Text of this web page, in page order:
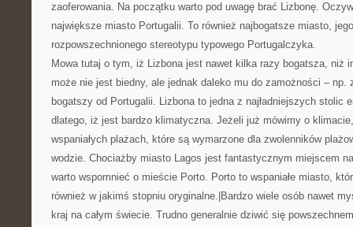
zaoferowania. Na początku warto pod uwagę brać Lizbonę.
największe miasto Portugalii. To również najbogatsze miasto,
rozpowszechnionego stereotypu typowego Portugalczyka.
Mowa tutaj o tym, iż Lizbona jest nawet kilka razy bogatsza, niż
może nie jest biedny, ale jednak daleko mu do zamożności –
bogatszy od Portugalii. Lizbona to jedna z najładniejszych stolic
dlatego, iż jest bardzo klimatyczna. Jeżeli już mówimy o
wspaniałych plażach, które są wymarzone dla zwolenników
wodzie. Chociażby miasto Lagos jest fantastycznym miejscem
warto wspomnieć o mieście Porto. Porto to wspaniałe miasto,
również w jakimś stopniu oryginalne.|Bardzo wiele osób nawet
kraj na całym świecie. Trudno generalnie dziwić się